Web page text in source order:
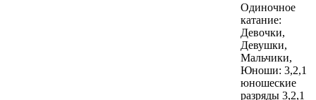
Одиночное
катание:
Девочки,
Девушки,
Мальчики,
Юноши: 3,2,1
юношеские
разряды 3,2,1